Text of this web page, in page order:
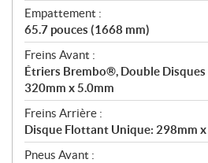
Empattement :
65.7 pouces (1668 mm)
Freins Avant :
Étriers Brembo®, Double
320mm x 5.0mm
Freins Arrière :
Disque Flottant Unique: 298mm x
Pneus Avant :